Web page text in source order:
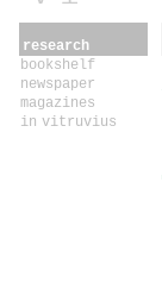
research
bookshelf
newspaper
magazines
in vitruvius